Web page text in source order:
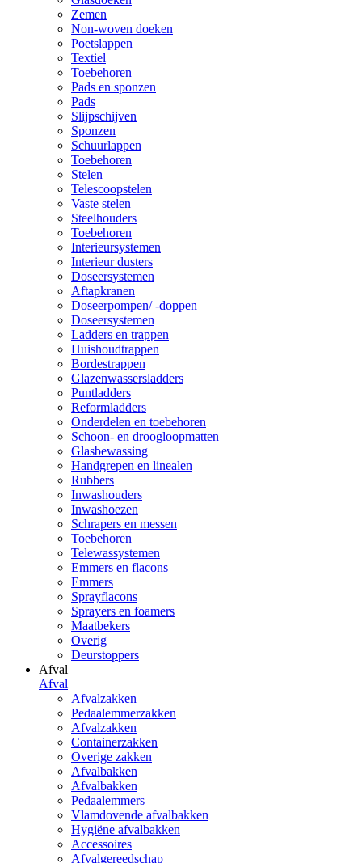
Zemen
Non-woven doeken
Poetslappen
Textiel
Toebehoren
Pads en sponzen
Pads
Slijpschijven
Sponzen
Schuurlappen
Toebehoren
Stelen
Telescoopstelen
Vaste stelen
Steelhouders
Toebehoren
Interieursystemen
Interieur dusters
Doseersystemen
Aftapkranen
Doseerpompen/ -doppen
Doseersystemen
Ladders en trappen
Huishoudtrappen
Bordestrappen
Glazenwassersladders
Puntladders
Reformladders
Onderdelen en toebehoren
Schoon- en droogloopmatten
Glasbewassing
Handgrepen en linealen
Rubbers
Inwashouders
Inwashoezen
Schrapers en messen
Toebehoren
Telewassystemen
Emmers en flacons
Emmers
Sprayflacons
Sprayers en foamers
Maatbekers
Overig
Deurstoppers
Afval
Afval
Afvalzakken
Pedaalemmerzakken
Afvalzakken
Containerzakken
Overige zakken
Afvalbakken
Afvalbakken
Pedaalemmers
Vlamdovende afvalbakken
Hygiëne afvalbakken
Accessoires
Afvalgereedschap